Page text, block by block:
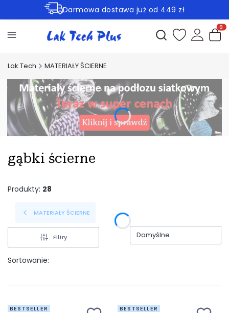
Darmowa dostawa już od 449 zł
Rabaty -30% na wybrane produkty
Otwórz
Lak Tech MATERIAŁY ŚCIERNE
gąbki ścierne
Produkty: 28
MATERIAŁY ŚCIERNE
Filtry
Sortowanie:
Domyślne
BESTSELLER BESTSELLER